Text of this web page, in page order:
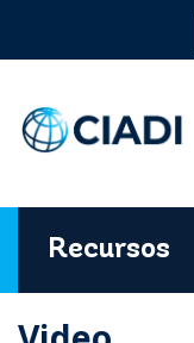
Recursos